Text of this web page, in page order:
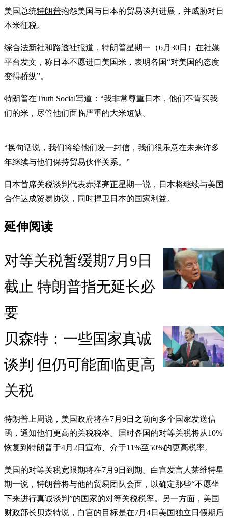
美国总统特朗普抱怨美国与日本的贸易谈判进展，并威胁对日
本米征税。
综合法新社和路透社报道，特朗普星期一（6月30日）在社媒
平台发文，称日本不愿进口美国米，表明各国“对美国的态度
变得骄纵”。
特朗普在Truth Social写道：“我非常尊重日本，他们不肯买我
们的米，尽管他们面临严重的大米短缺。
“换句话说，我们将给他们发一封信，我们很乐意在未来许多
年继续与他们保持贸易伙伴关系。”
日本首席关税谈判代表赤泽亮正星期一说，日本将继续与美国
合作达成贸易协议，同时捍卫日本的国家利益。
延伸阅读
对等关税暂缓期7月9日
截止 特朗普指无延长必
要
贝森特：一些国家真诚
谈判 但仍可能面临更高
关税
特朗普上周说，美国政府将在7月9日之前向多个国家发送信
函，通知他们更高的关税税率。届时各国的对等关税将从10%
恢复到特朗普于4月2日宣布、介于11%至50%的更高税率。
美国的对等关税宽限期将在7月9日到期。白宫发言人莱维特星
期一说，特朗普将与他的贸易团队会面，以确定那些“不愿坐
下来进行真诚谈判”的国家的对等关税税率。另一方面，美国
财政部长贝森特说，白宫的目标是在7月4日美国独立日假期后